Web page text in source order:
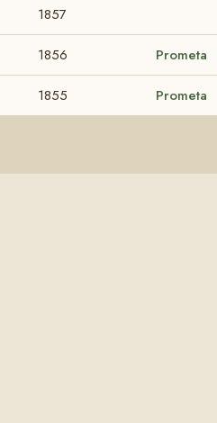
1857
1856 Prometa
1855 Prometa